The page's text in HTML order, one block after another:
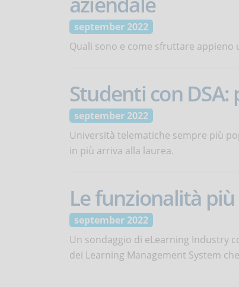
september 2022
Quali sono e come sfruttare
Studenti con
september 2022
Università telematiche sempre più
in più arriva alla laurea.
Le funzionalità
september 2022
Un sondaggio di eLearning Industry
dei Learning Management System